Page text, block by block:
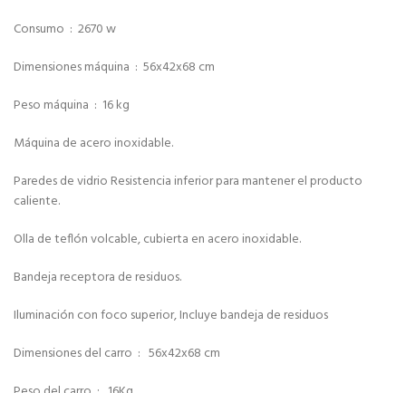
Consumo : 2670 w
Dimensiones máquina : 56x42x68 cm
Peso máquina : 16 kg
Máquina de acero inoxidable.
Paredes de vidrio Resistencia inferior para mantener el producto
caliente.
Olla de teflón volcable, cubierta en acero inoxidable.
Bandeja receptora de residuos.
Iluminación con foco superior, Incluye bandeja de residuos
Dimensiones del carro : 56x42x68 cm